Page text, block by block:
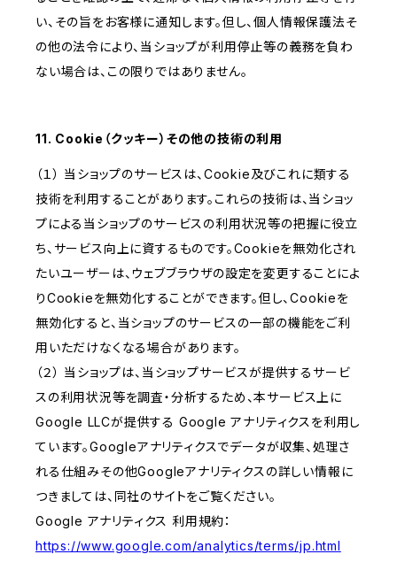
い、その旨をお客様に通知します。但し、個人情報保護法そ
の他の法令により、当ショップが利用停止等の義務を負わ
ない場合は、この限りではありません。
11. Cookie（クッキー）その他の技術の利用
（１） 当ショップのサービスは、Cookie及びこれに類する
技術を利用することがあります。これらの技術は、当ショッ
プによる当ショップのサービスの利用状況等の把握に役立
ち、サービス向上に資するものです。Cookieを無効化され
たいユーザーは、ウェブブラウザの設定を変更することによ
りCookieを無効化することができます。但し、Cookieを
無効化すると、当ショップのサービスの一部の機能をご利
用いただけなくなる場合があります。
（２） 当ショップは、当ショップサービスが提供するサービ
スの利用状況等を調査・分析するため、本サービス上に
Google LLCが提供する Google アナリティクスを利用し
ています。Googleアナリティクスでデータが収集、処理さ
れる仕組みその他Googleアナリティクスの詳しい情報に
つきましては、同社のサイトをご覧ください。
Google アナリティクス 利用規約：
https://www.google.com/analytics/terms/jp.html